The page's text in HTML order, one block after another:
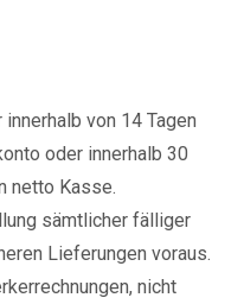
von 14 Tagen
oder innerhalb 30
netto Kasse.
sämtlicher fälliger
Lieferungen voraus.
nicht